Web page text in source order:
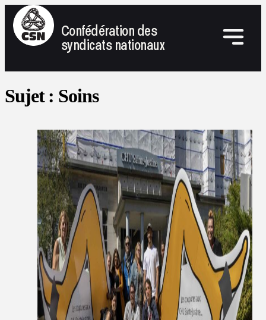
Confédération des
syndicats nationaux
Sujet : Soins